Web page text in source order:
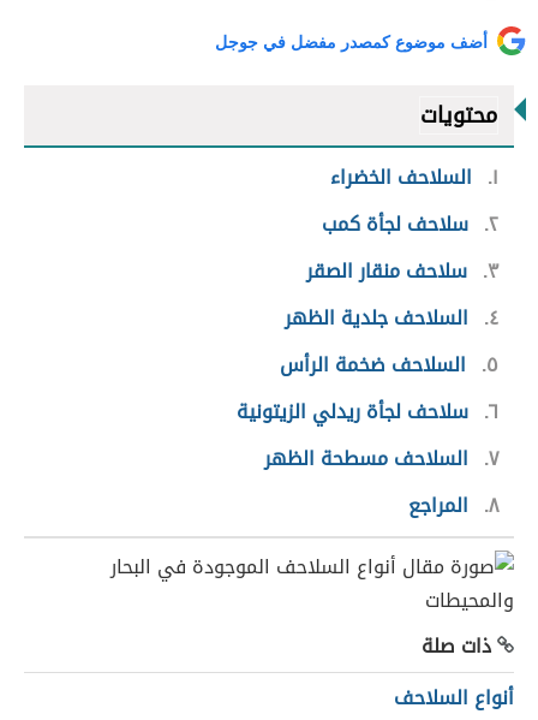
أضف موضوع كمصدر مفضل في جوجل
محتويات
١
السلاحف الخضراء
٢ سلاحف لجأة كمب
٣ سلاحف منقار الصقر
٤
السلاحف جلدية الظهر
٥
السلاحف ضخمة الرأس
٦ سلاحف لجأة ريدلي الزيتونية
٧ السلاحف مسطحة الظهر
٨ المراجع
ذات صلة
أنواع السلاحف